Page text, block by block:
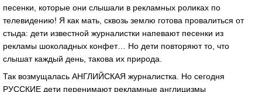
песенки, которые они слышали в рекламных роликах по
телевидению! Я как мать, сквозь землю готова провалиться от
стыда: дети известной журналистки напевают песенки из
рекламы шоколадных конфет… Но дети повторяют то, что
слышат каждый день, такова их природа.
Так возмущалась АНГЛИЙСКАЯ журналистка. Но сегодня
РУССКИЕ дети перенимают рекламные англицизмы